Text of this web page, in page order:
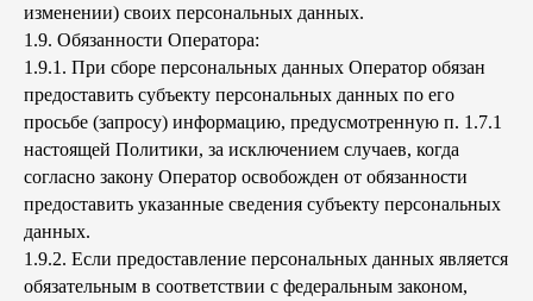
изменении) своих персональных данных.
1.9. Обязанности Оператора:
1.9.1. При сборе персональных данных Оператор обязан
предоставить субъекту персональных данных по его
просьбе (запросу) информацию, предусмотренную п. 1.7.1
настоящей Политики, за исключением случаев, когда
согласно закону Оператор освобожден от обязанности
предоставить указанные сведения субъекту персональных
данных.
1.9.2. Если предоставление персональных данных является
обязательным в соответствии с федеральным законом,